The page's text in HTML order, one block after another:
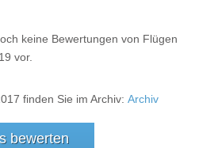
keine Bewertungen von Flügen
vor.
finden Sie im Archiv: Archiv
bewerten